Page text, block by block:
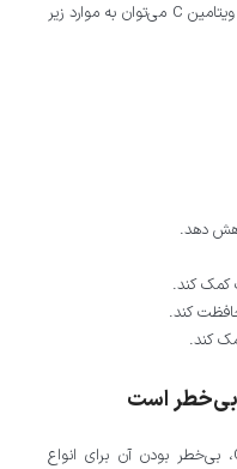
توجه قرار گرفته است. از جمله فواید سرم ویتامین C می‌توان به موارد زیر
دهد.
کمک کند.
کند.
کند.
یکی از اصلی‌ترین فواید سرم ویتامین C، بی‌خطر بودن آن برای انواع